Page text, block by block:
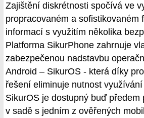
Zajištění diskrétnosti spočívá ve
propracovaném a sofistikovaném
informací s využitím několika
Platforma SikurPhone zahrnuje
zabezpečenou nadstavbu
Android – SikurOS - která díky
řešení eliminuje nutnost
SikurOS je dostupný buď předem
v sadě s jedním z ověřených